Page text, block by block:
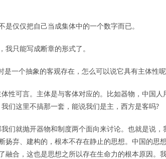
仅仅把自己当成集体中的一个数字而已。
只能写成断章的形式了。
一个抽象的客观存在，怎么可以说它具有主体性呢
性可言。主体是与客体对应的。比如器物，中国人
们这里不搞那一套，能说我们是主，西方是客吗?
们就抛开器物和制度两个面向来讨论。也就是说，
弃、建构的，根本不存在静止的思想。中国的思想
融合，这也是思想之所以存在生命力的根本原因。